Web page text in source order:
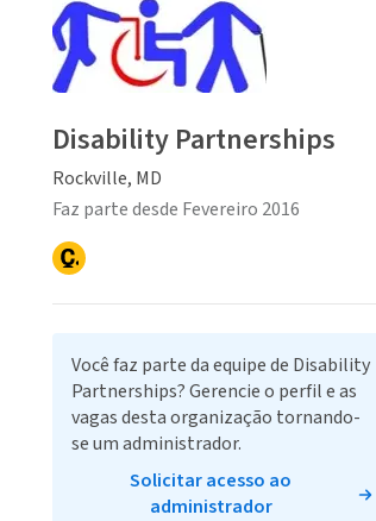
Disability Partnerships
Rockville, MD
Faz parte desde Fevereiro 2016
Você faz parte da equipe de Disability
Partnerships? Gerencie o perfil e as
vagas desta organização tornando-
se um administrador.
Solicitar acesso ao
administrador